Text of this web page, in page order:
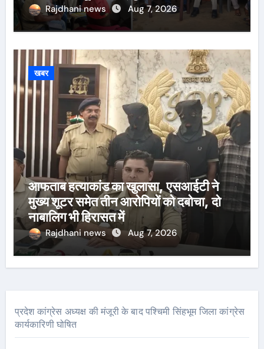
Rajdhani news Aug 7, 2026
खबर
आफताब हत्याकांड का खुलासा, एसआईटी ने
मुख्य शूटर समेत तीन आरोपियों को दबोचा, दो
नाबालिग भी हिरासत में
Rajdhani news Aug 7, 2026
प्रदेश कांग्रेस अध्यक्ष की मंजूरी के बाद पश्चिमी सिंहभूम जिला कांग्रेस
कार्यकारिणी घोषित